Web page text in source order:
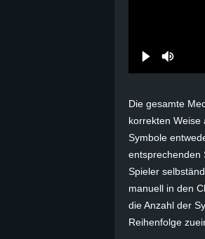
Die gesamte
korrekten Weise
Symbole
entsprechenden
Spieler
manuell in den
die Anzahl der
Reihenfolge